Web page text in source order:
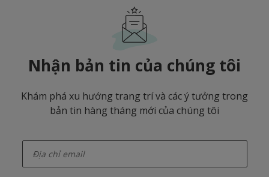
Nhận bản tin của chúng tôi
Khám phá xu hướng trang trí và các ý tưởng trong
bản tin hàng tháng mới của chúng tôi